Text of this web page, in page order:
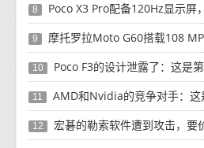
8 Poco X3 Pro配备120Hz显示屏，
9 摩托罗拉Moto G60搭载108
10 Poco F3的设计泄露了：这是
11 AMD和Nvidia的竞争对手：这
12 宏碁的勒索软件遭到攻击，要